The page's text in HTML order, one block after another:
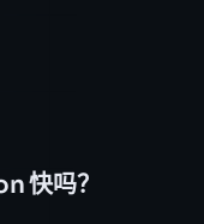
快吗？